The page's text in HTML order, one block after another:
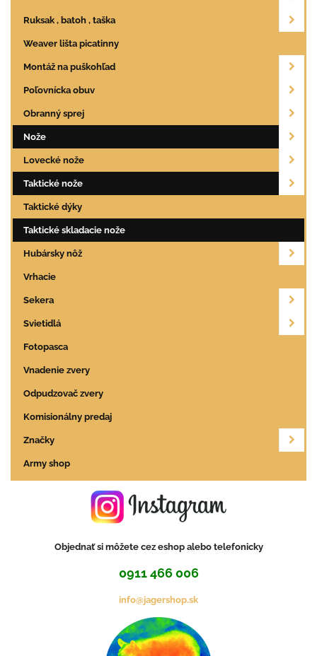
Ruksak , batoh , taška
Weaver lišta picatinny
Montáž na puškohľad
Poľovnícka obuv
Obranný sprej
Nože
Lovecké nože
Taktické nože
Taktické dýky
Taktické skladacie nože
Hubársky nôž
Vrhacie
Sekera
Svietidlá
Fotopasca
Vnadenie zvery
Odpudzovač zvery
Komisionálny predaj
Značky
Army shop
Objednať si môžete cez eshop alebo telefonicky
0911 466 006
info@jagershop.sk